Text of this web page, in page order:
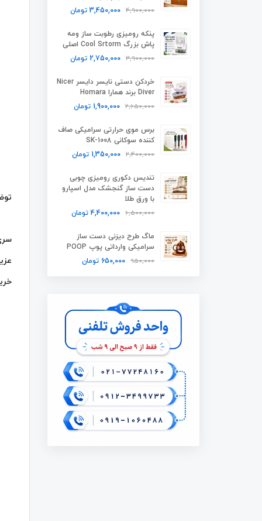
4,900,000
3,450,000 تومان
پنکه رومیزی رطوبت ساز ومه
پاش بزرگ Cool Srtorm اصلی
3,900,000
2,750,000 تومان
خردکن دستی نایسر دایسر Nicer
Diver برند همارا Homara
2,650,000
1,900,000 تومان
برس موی حرارتی سرامیکی صاف
کننده سوکانی SK-1008
2,400,000
1,350,000 تومان
تندیس دکوری رومیزی چوبی
دست ساز گنجشک مدل اسپارو
با ورق طلا
6,500,000
4,400,000 تومان
ماگ طرح دیزنی دست ساز
سرامیکی وارداتی پوپ POOP
950,000
650,000 تومان